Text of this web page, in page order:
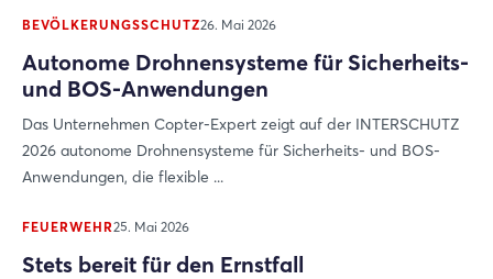
BEVÖLKERUNGSSCHUTZ26. Mai 2026
Autonome Drohnensysteme für Sicherheits-
und BOS-Anwendungen
Das Unternehmen Copter-Expert zeigt auf der INTERSCHUTZ
2026 autonome Drohnensysteme für Sicherheits- und BOS-
Anwendungen, die flexible ...
FEUERWEHR25. Mai 2026
Stets bereit für den Ernstfall